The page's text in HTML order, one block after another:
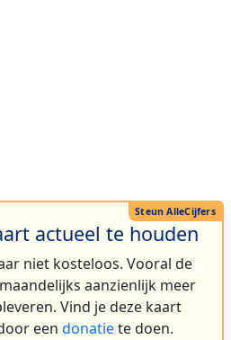
actueel te houden
niet kosteloos. Vooral de
aanzienlijk meer
Vind je deze kaart
een donatiete doen.